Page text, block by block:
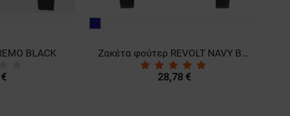
BLACK Ζακέτα φούτερ REVOLT NAVY BLUE/BLACK
28,78 €